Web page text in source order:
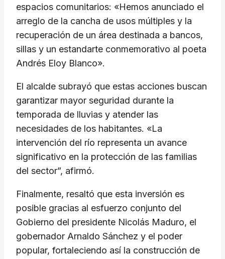
espacios comunitarios: «Hemos anunciado el
arreglo de la cancha de usos múltiples y la
recuperación de un área destinada a bancos,
sillas y un estandarte conmemorativo al poeta
Andrés Eloy Blanco».
El alcalde subrayó que estas acciones buscan
garantizar mayor seguridad durante la
temporada de lluvias y atender las
necesidades de los habitantes. «La
intervención del río representa un avance
significativo en la protección de las familias
del sector”, afirmó.
Finalmente, resaltó que esta inversión es
posible gracias al esfuerzo conjunto del
Gobierno del presidente Nicolás Maduro, el
gobernador Arnaldo Sánchez y el poder
popular, fortaleciendo así la construcción de